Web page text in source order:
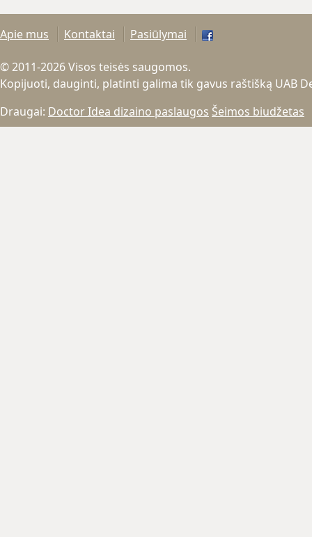
Apie mus Kontaktai Pasiūlymai
© 2011-2026 Visos teisės saugomos.
Kopijuoti, dauginti, platinti galima tik gavus raštišką UAB
Draugai: Doctor Idea dizaino paslaugos Šeimos biudžetas